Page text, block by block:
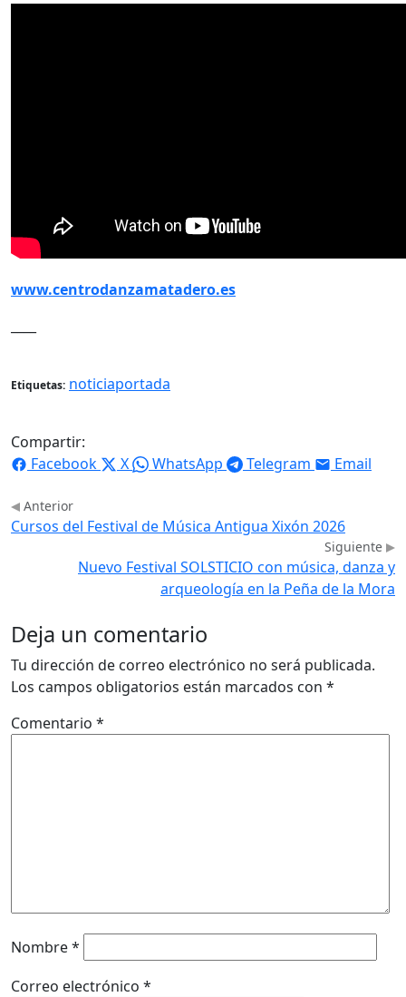
www.centrodanzamatadero.es
Etiquetas: noticiaportada
Compartir:
Facebook
X WhatsApp Telegram Email
Anterior
Cursos del Festival de Música Antigua Xixón 2026
Siguiente
Nuevo Festival SOLSTICIO con música, danza y
arqueología en la Peña de la Mora
Deja un comentario
Tu dirección de correo electrónico no será publicada.
Los campos obligatorios están marcados con *
Comentario *
Nombre*
Correo electrónico *